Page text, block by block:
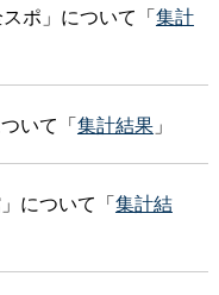
ポ」について「集計
いて「集計結果」
について「集計結